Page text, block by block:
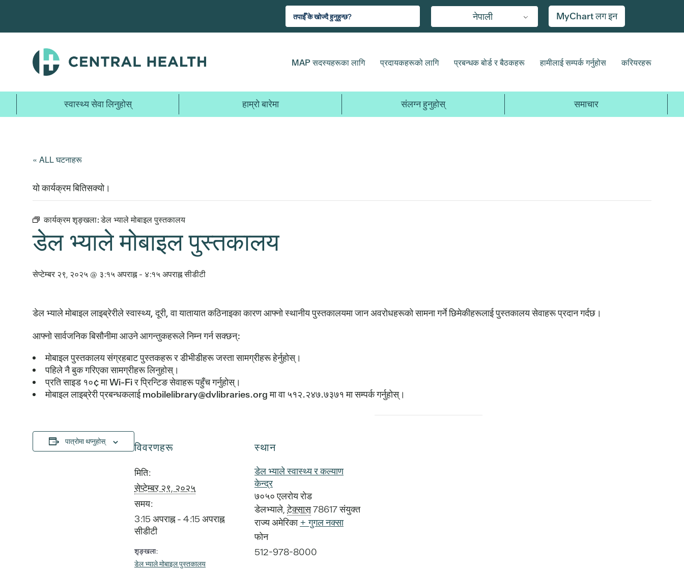
जानुहोस्
नेपाली MyChart लग इन
MAP सदस्यहरूका लागि प्रदायकहरूको लागि प्रबन्धक बोर्ड र बैठकहरू हामीलाई सम्पर्क गर्नुहोस करियरहरू
स्वास्थ्य सेवा लिनुहोस् हाम्रो बारेमा संलग्न हुनुहोस् समाचार
« ALL घटनाहरू
यो कार्यक्रम बितिसक्यो।
कार्यक्रम शृङ्खला:डेल भ्याले मोबाइल पुस्तकालय
डेल भ्याले मोबाइल पुस्तकालय
सेप्टेम्बर २९, २०२५ @ ३:१५ अपराह्न- ४:१५ अपराह्नसीडीटी
डेल भ्याले मोबाइल लाइब्रेरीले स्वास्थ्य, दूरी, वा यातायात कठिनाइका कारण आफ्नो स्थानीय पुस्तकालयमा जान अवरोधहरूको सामना गर्ने छिमेकीहरूलाई पुस्तकालय सेवाहरू प्रदान गर्दछ।
आफ्नो सार्वजनिक बिसौनीमा आउने आगन्तुकहरूले निम्न गर्न सक्छन्:
मोबाइल पुस्तकालय संग्रहबाट पुस्तकहरू र डीभीडीहरू जस्ता सामग्रीहरू हेर्नुहोस्।
पहिले नै बुक गरिएका सामग्रीहरू लिनुहोस्।
प्रति साइड १०¢ मा Wi-Fi र प्रिन्टिङ सेवाहरू पहुँच गर्नुहोस्।
मोबाइल लाइब्रेरी प्रबन्धकलाई mobilelibrary@dvlibraries.org मा वा ५१२.२४७.७३७१ मा सम्पर्क गर्नुहोस्।
पात्रोमा थप्नुहोस् विवरणहरू
मिति:
सेप्टेम्बर २९, २०२५
समय:
3:15 अपराह्न - 4:15 अपराह्न
सीडीटी
शृङ्खला:
डेल भ्याले मोबाइल पुस्तकालय
स्थान
डेल भ्याले स्वास्थ्य र कल्याण
केन्द्र
७०५० एलरोय रोड
डेलभ्याले टेक्सास78617संयुक्त
राज्य अमेरिका + गुगल नक्सा
फोन
512-978-8000